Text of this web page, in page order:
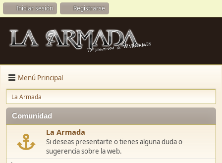
Iniciar sesión Registrarse
Menú Principal
La Armada
Comunidad
La Armada
Si deseas presentarte o tienes alguna duda o
sugerencia sobre la web.